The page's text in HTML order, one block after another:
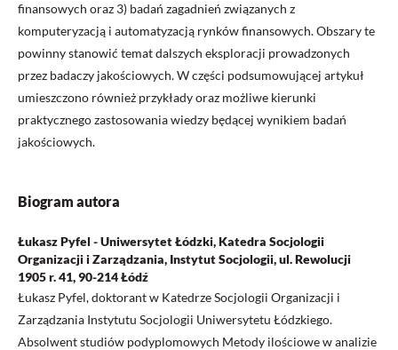
finansowych oraz 3) badań zagadnień związanych z
komputeryzacją i automatyzacją rynków finansowych. Obszary te
powinny stanowić temat dalszych eksploracji prowadzonych
przez badaczy jakościowych. W części podsumowującej artykuł
umieszczono również przykłady oraz możliwe kierunki
praktycznego zastosowania wiedzy będącej wynikiem badań
jakościowych.
Biogram autora
Łukasz Pyfel - Uniwersytet Łódzki, Katedra Socjologii
Organizacji i Zarządzania, Instytut Socjologii, ul. Rewolucji
1905 r. 41, 90-214 Łódź
Łukasz Pyfel, doktorant w Katedrze Socjologii Organizacji i
Zarządzania Instytutu Socjologii Uniwersytetu Łódzkiego.
Absolwent studiów podyplomowych Metody ilościowe w analizie